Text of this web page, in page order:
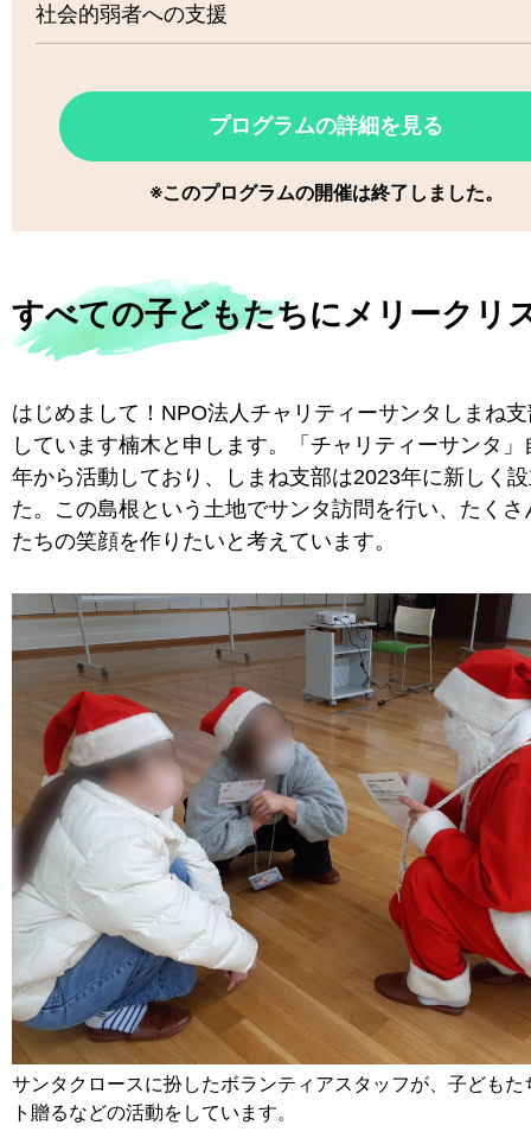
社会的弱者への支援
プログラムの詳細を見る
※このプログラムの開催は終了しました。
すべての子どもたちにメリークリ
はじめまして！NPO法人チャリティーサンタしまね
しています楠木と申します。「チャリティーサンタ
年から活動しており、しまね支部は2023年に新しく
た。この島根という土地でサンタ訪問を行い、たくさ
たちの笑顔を作りたいと考えています。
サンタクロースに扮したボランティアスタッフが、子どもた
ト贈るなどの活動をしています。